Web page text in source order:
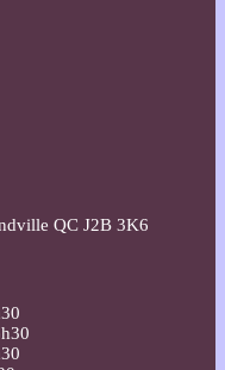
QC J2B 3K6